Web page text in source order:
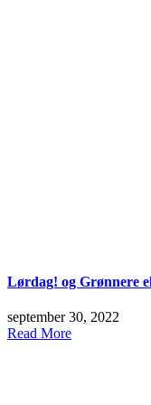
Lørdag! og Grønnere
september 30, 2022
Read More